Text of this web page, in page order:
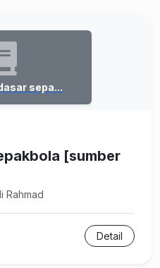
sepa...
[sumber
Rahmad
Detail